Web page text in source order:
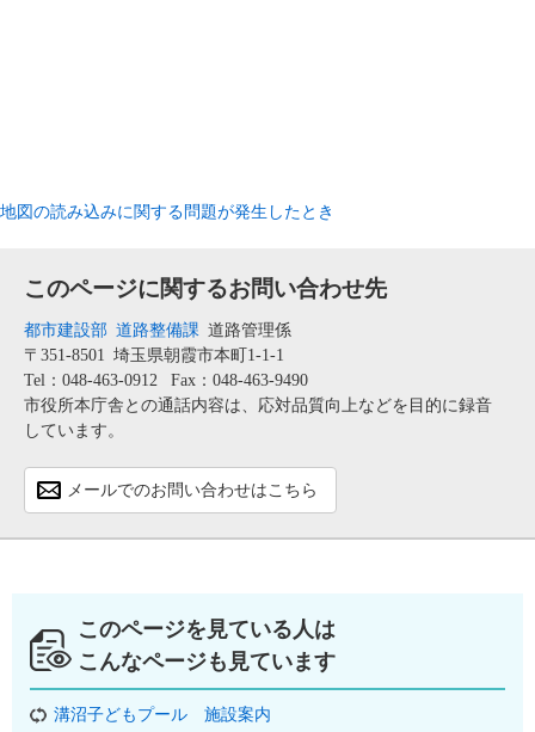
地図の読み込みに関する問題が発生したとき
このページに関するお問い合わせ先
都市建設部 道路整備課 道路管理係
〒351-8501
埼玉県朝霞市本町1-1-1
Tel：048-463-0912
Fax：048-463-9490
市役所本庁舎との通話内容は、応対品質向上などを目的に録音
しています。
メールでのお問い合わせはこちら
このページを見ている人は
こんなページも見ています
溝沼子どもプール 施設案内